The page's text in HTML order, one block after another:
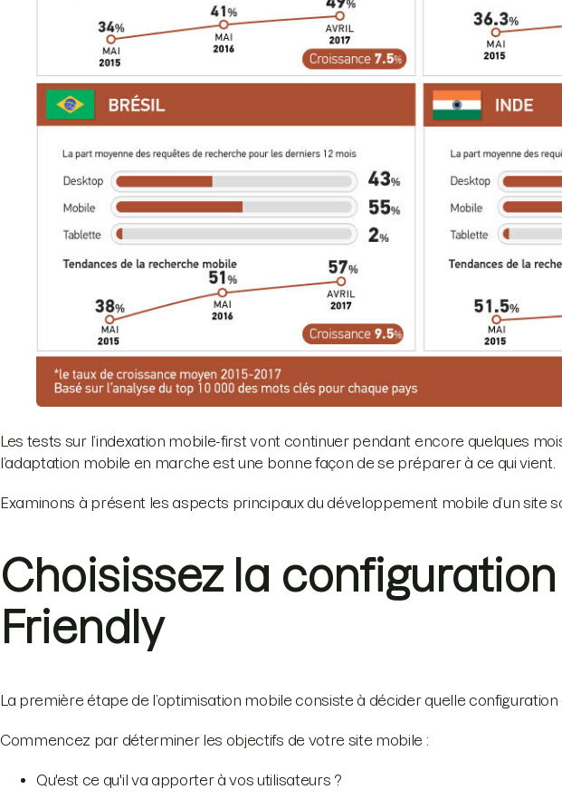
Les tests sur l’indexation mobile-first vont continuer pendant encore quelques
l’adaptation mobile en marche est une bonne façon de se préparer à ce qui vient.
Examinons à présent les aspects principaux du développement mobile d’un site
Choisissez la
Friendly
La première étape de l’optimisation mobile consiste à décider quelle configuration
Commencez par déterminer les objectifs de votre site mobile :
Qu'est ce qu'il va apporter à vos utilisateurs ?